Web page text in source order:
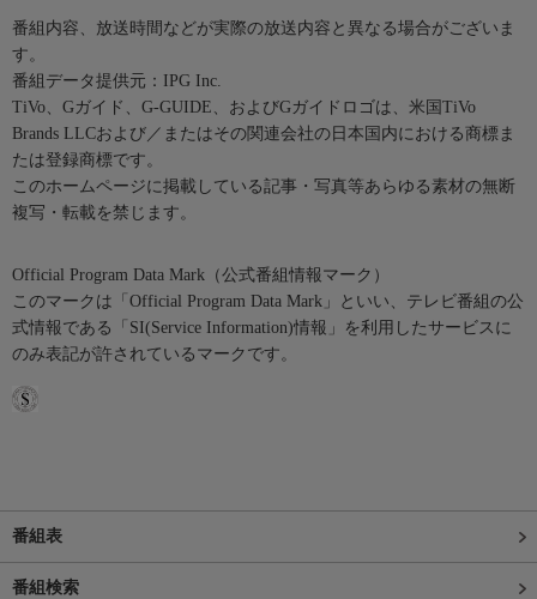
番組内容、放送時間などが実際の放送内容と異なる場合がございま
す。
番組データ提供元：IPG Inc.
TiVo、Gガイド、G-GUIDE、およびGガイドロゴは、米国TiVo
Brands LLCおよび／またはその関連会社の日本国内における商標ま
たは登録商標です。
このホームページに掲載している記事・写真等あらゆる素材の無断
複写・転載を禁じます。
Official Program Data Mark（公式番組情報マーク）
このマークは「Official Program Data Mark」といい、テレビ番組の公
式情報である「SI(Service Information)情報」を利用したサービスに
のみ表記が許されているマークです。
番組表
番組検索